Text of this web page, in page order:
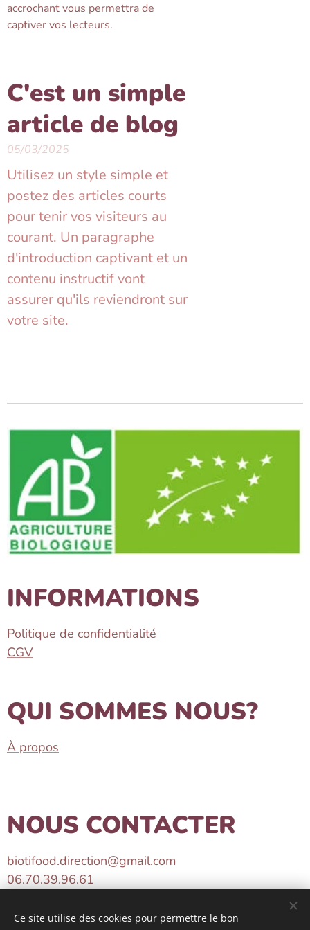
accrochant vous permettra de
captiver vos lecteurs.
C'est un simple
article de blog
05/03/2025
Utilisez un style simple et
postez des articles courts
pour tenir vos visiteurs au
courant. Un paragraphe
d'introduction captivant et un
contenu instructif vont
assurer qu'ils reviendront sur
votre site.
INFORMATIONS
Politique de confidentialité
CGV
QUI SOMMES NOUS?
À propos
NOUS CONTACTER
biotifood.direction@gmail.com
06.70.39.96.61
Ce site utilise des cookies pour permettre le bon